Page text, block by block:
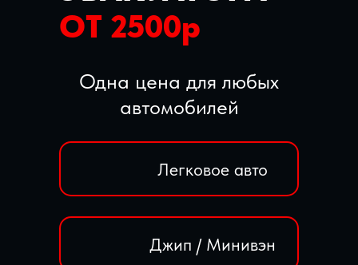
Одна цена для любых
автомобилей
ОТ 2500р
Легковое авто
Джип / Минивэн